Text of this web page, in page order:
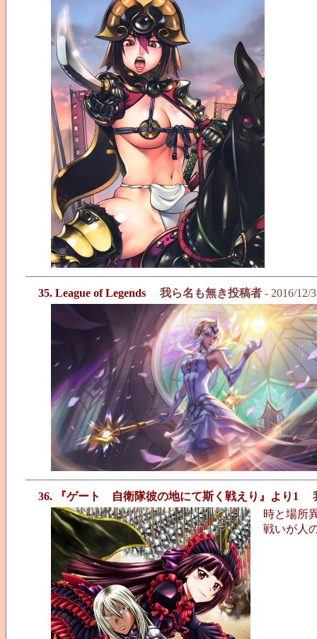
35. League of Legends 我ら名も無き投稿者 - 2016/12/
36. 『ゲート 自衛隊彼の地にて斯く戦えり』より1
時と場所
戦いが人